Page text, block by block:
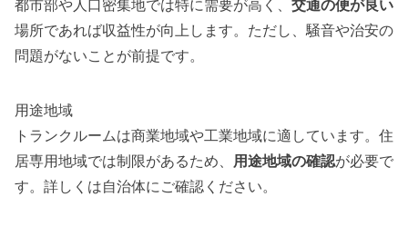
都市部や人口密集地では特に需要が高く、 交通の便が良い
場所であれば収益性が向上します。ただし、騒音や治安の
問題がないことが前提です。
用途地域
トランクルームは商業地域や工業地域に適しています。住
居専用地域では制限があるため、 用途地域の確認が必要で
す。詳しくは自治体にご確認ください。